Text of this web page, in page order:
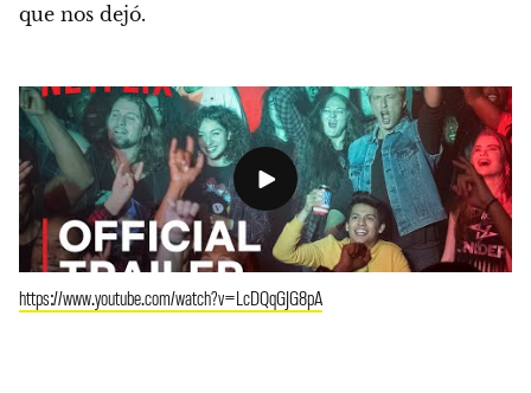
que nos dejó.
https://www.youtube.com/watch?v=LcDQqGJG8pA